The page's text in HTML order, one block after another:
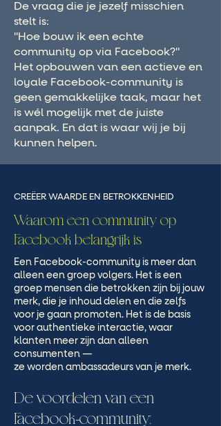
De vraag die je jezelf misschien
stelt is:
"Hoe bouw ik een echte
community op via Facebook?"
Het opbouwen van een actieve en
loyale Facebook-community is
geen gemakkelijke taak, maar het
is wél mogelijk met de juiste
aanpak. En dat is waar wij je bij
kunnen helpen.
CREËER WAARDE EN BETROKKENHEID
Waarom een community op
Facebook belangrijk is
Een Facebook-community is meer dan
alleen een groep volgers. Het is een
groep mensen die betrokken zijn bij jouw
merk, die je inhoud delen en die zelfs
voor je gaan promoten. Het is de basis
voor authentieke interactie, waar
klanten meer zijn dan alleen
consumenten —
ze worden ambassadeurs van je merk.
De voordelen van een
Facebook-community: